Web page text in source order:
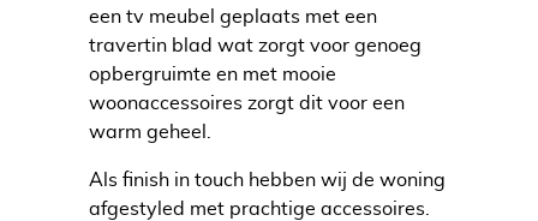
een tv meubel geplaats met een
travertin blad wat zorgt voor genoeg
opbergruimte en met mooie
woonaccessoires zorgt dit voor een
warm geheel.
Als finish in touch hebben wij de woning
afgestyled met prachtige accessoires.